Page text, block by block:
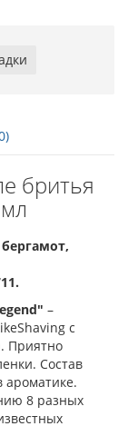
бритья
–
с
Приятно
Состав
ароматике.
8 разных